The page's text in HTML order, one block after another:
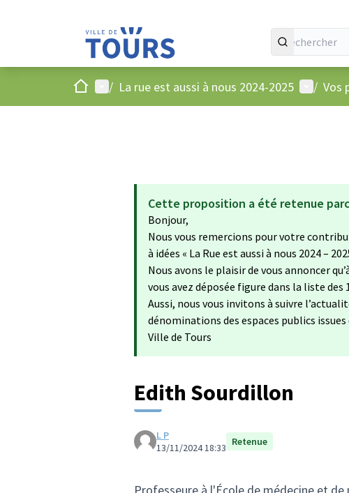
AccueilMenu principal
/ La rue est aussi à nous 2024-2025 Menu
/ Vos
Cette proposition a été retenue
Bonjour,
Nous vous remercions pour votre
à idées « La Rue est aussi à nous 2024 –
Nous avons le plaisir de vous annoncer
vous avez déposée figure dans la liste
Aussi, nous vous invitons à suivre
dénominations des espaces publics
Ville de Tours
Edith Sourdillon
L P
13/11/2024 18:33 Retenue